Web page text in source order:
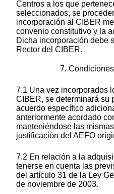
Centros a los que
seleccionados, se
incorporación al CIBER
convenio constitutivo y la
Dicha incorporación debe
Rector del CIBER.
7.
7.1 Una vez incorporados
CIBER, se determinará su
acuerdo específico
anteriormente acordado
manteniéndose las
justificación del AEFO
7.2 En relación a la
tenerse en cuenta las
del artículo 31 de la Ley
de noviembre de 2003.